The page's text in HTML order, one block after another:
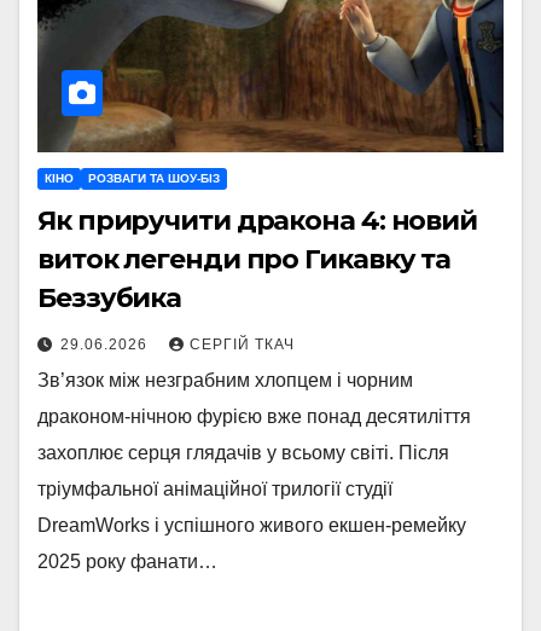
КІНО РОЗВАГИ ТА ШОУ-БІЗ
Як приручити дракона 4: новий
виток легенди про Гикавку та
Беззубика
29.06.2026 СЕРГІЙ ТКАЧ
Зв’язок між незграбним хлопцем і чорним
драконом-нічною фурією вже понад десятиліття
захоплює серця глядачів у всьому світі. Після
тріумфальної анімаційної трилогії студії
DreamWorks і успішного живого екшен-ремейку
2025 року фанати…